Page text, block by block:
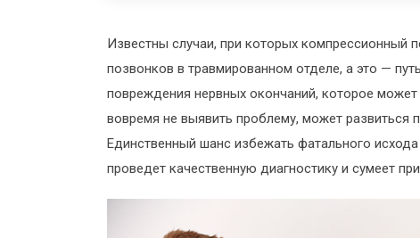
Известны случаи, при которых компрессионный
позвонков в травмированном отделе, а это —
повреждения нервных окончаний, которое может
вовремя не выявить проблему, может развиться
Единственный шанс избежать фатального
проведет качественную диагностику и сумеет